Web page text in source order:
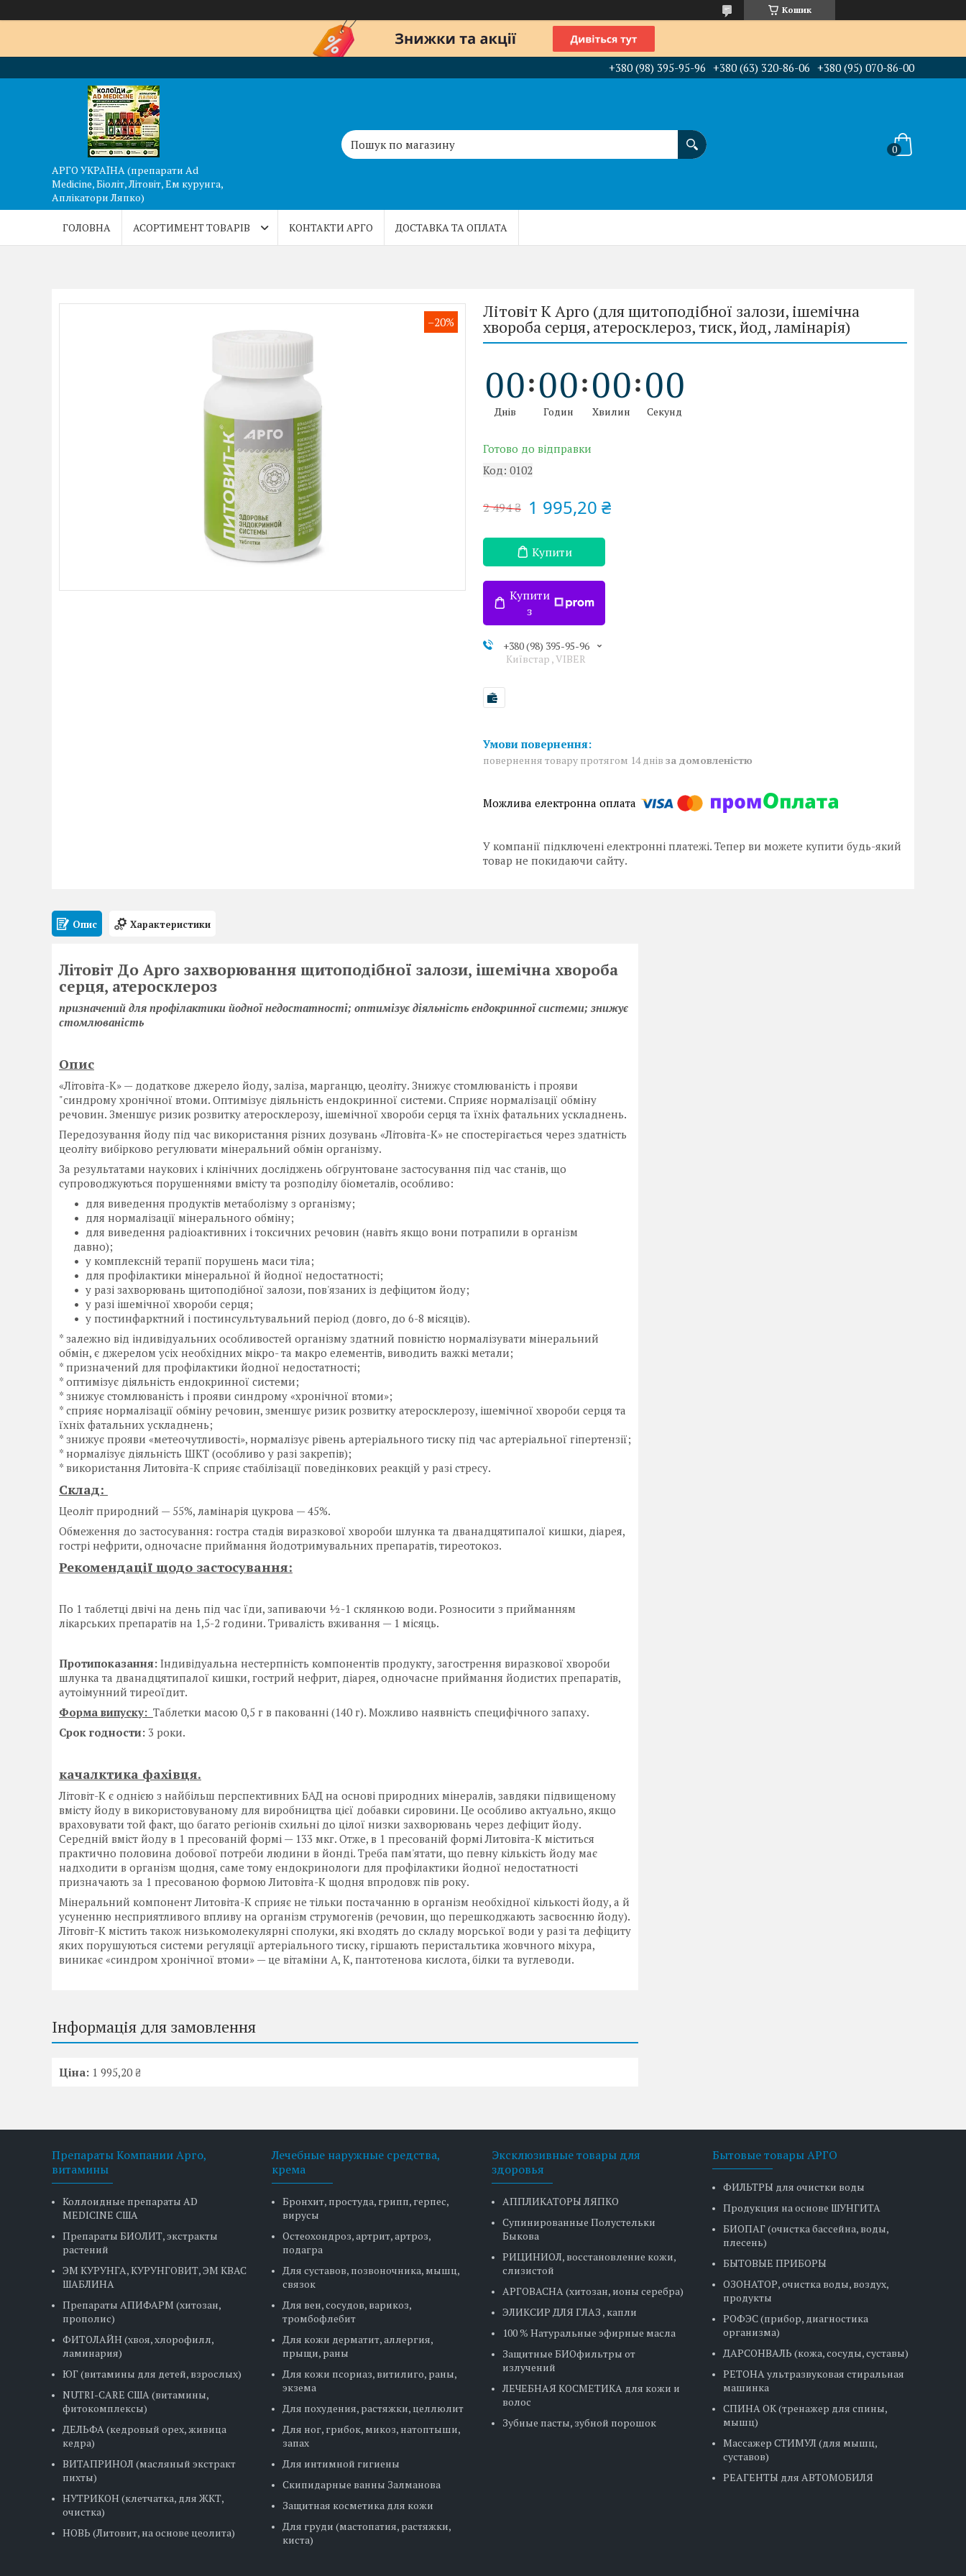
Кошик
+380 (98) 395-95-96 +380 (63) 320-86-06 +380 (95) 070-86-00
АРГО УКРАЇНА (препарати Ad
Medicine, Біоліт, Літовіт, Ем курунга,
Аплікатори Ляпко)
ГОЛОВНА АСОРТИМЕНТ ТОВАРІВ КОНТАКТИ АРГО ДОСТАВКА ТА ОПЛАТА
–20%
Літовіт К Арго (для щитоподібної залози, ішемічна
хвороба серця, атеросклероз, тиск, йод, ламінарія)
00
Днів
00
Годин
00
Хвилин
00
Секунд
Готово до відправки
Код: 0102
2 494 ₴ 1 995,20 ₴
Купити
Купити
з
+380 (98) 395-95-96
Київстар , VIBER
повернення товару протягом 14 днів за домовленістю
У компанії підключені електронні платежі. Тепер ви можете купити будь-який
товар не покидаючи сайту.
Опис Характеристики
Літовіт До Арго захворювання щитоподібної залози, ішемічна хвороба
серця, атеросклероз
призначений для профілактики йодної недостатності; оптимізує діяльність ендокринної системи; знижує
стомлюваність
Опис
«Літовіта-К» — додаткове джерело йоду, заліза, марганцю, цеоліту. Знижує стомлюваність і прояви
"синдрому хронічної втоми. Оптимізує діяльність ендокринної системи. Сприяє нормалізації обміну
речовин. Зменшує ризик розвитку атеросклерозу, ішемічної хвороби серця та їхніх фатальних ускладнень.
Передозування йоду під час використання різних дозувань «Літовіта-К» не спостерігається через здатність
цеоліту вибірково регулювати мінеральний обмін організму.
За результатами наукових і клінічних досліджень обґрунтоване застосування під час станів, що
супроводжуються порушеннями вмісту та розподілу біометалів, особливо:
для виведення продуктів метаболізму з організму;
для нормалізації мінерального обміну;
для виведення радіоактивних і токсичних речовин (навіть якщо вони потрапили в організм
давно);
у комплексній терапії порушень маси тіла;
для профілактики мінеральної й йодної недостатності;
у разі захворювань щитоподібної залози, пов'язаних із дефіцитом йоду;
у разі ішемічної хвороби серця;
у постинфарктний і постинсультувальний період (довго, до 6-8 місяців).
* залежно від індивідуальних особливостей організму здатний повністю нормалізувати мінеральний
обмін, є джерелом усіх необхідних мікро- та макро елементів, виводить важкі метали;
* призначений для профілактики йодної недостатності;
* оптимізує діяльність ендокринної системи;
* знижує стомлюваність і прояви синдрому «хронічної втоми»;
* сприяє нормалізації обміну речовин, зменшує ризик розвитку атеросклерозу, ішемічної хвороби серця та
їхніх фатальних ускладнень;
* знижує прояви «метеочутливості», нормалізує рівень артеріального тиску під час артеріальної гіпертензії;
* нормалізує діяльність ШКТ (особливо у разі закрепів);
* використання Литовіта-К сприяє стабілізації поведінкових реакцій у разі стресу.
Склад:
Цеоліт природний — 55%, ламінарія цукрова — 45%.
Обмеження до застосування: гостра стадія виразкової хвороби шлунка та дванадцятипалої кишки, діарея,
гострі нефрити, одночасне приймання йодотримувальних препаратів, тиреотокоз.
Рекомендації щодо застосування:
По 1 таблетці двічі на день під час їди, запиваючи 1⁄2-1 склянкою води. Розносити з прийманням
лікарських препаратів на 1,5-2 години. Тривалість вживання — 1 місяць.
Протипоказання: Індивідуальна нестерпність компонентів продукту, загострення виразкової хвороби
шлунка та дванадцятипалої кишки, гострий нефрит, діарея, одночасне приймання йодистих препаратів,
аутоімунний тиреоїдит.
Форма випуску: Таблетки масою 0,5 г в пакованні (140 г). Можливо наявність специфічного запаху.
Срок годности: 3 роки.
качалктика фахівця.
Літовіт-К є однією з найбільш перспективних БАД на основі природних мінералів, завдяки підвищеному
вмісту йоду в використовуваному для виробництва цієї добавки сировини. Це особливо актуально, якщо
враховувати той факт, що багато регіонів схильні до цілої низки захворювань через дефіцит йоду.
Середній вміст йоду в 1 пресованій формі — 133 мкг. Отже, в 1 пресованій формі Литовіта-К міститься
практично половина добової потреби людини в йонді. Треба пам'ятати, що певну кількість йоду має
надходити в організм щодня, саме тому ендокринологи для профілактики йодної недостатності
призначають за 1 пресованою формою Литовіта-К щодня впродовж пів року.
Мінеральний компонент Литовіта-К сприяє не тільки постачанню в організм необхідної кількості йоду, а й
усуненню несприятливого впливу на організм струмогенів (речовин, що перешкоджають засвоєнню йоду).
Літовіт-К містить також низькомолекулярні сполуки, які входять до складу морської води у разі та дефіциту
яких порушуються системи регуляції артеріального тиску, гіршають перистальтика жовчного міхура,
виникає «синдром хронічної втоми» — це вітаміни А, К, пантотенова кислота, білки та вуглеводи.
Інформація для замовлення
Ціна: 1 995,20 ₴
Препараты Компании Арго,
витамины
Коллоидные препараты AD
MEDICINE США
Препараты БИОЛИТ, экстракты
растений
ЭМ КУРУНГА, КУРУНГОВИТ, ЭМ КВАС
ШАБЛИНА
Препараты АПИФАРМ (хитозан,
прополис)
ФИТОЛАЙН (хвоя, хлорофилл,
ламинария)
ЮГ (витамины для детей, взрослых)
NUTRI-CARE США (витамины,
фитокомплексы)
ДЕЛЬФА (кедровый орех, живица
кедра)
ВИТАПРИНОЛ (масляный экстракт
пихты)
НУТРИКОН (клетчатка, для ЖКТ,
очистка)
НОВЬ (Литовит, на основе цеолита)
Лечебные наружные средства,
крема
Бронхит, простуда, грипп, герпес,
вирусы
Остеохондроз, артрит, артроз,
подагра
Для суставов, позвоночника, мышц,
связок
Для вен, сосудов, варикоз,
тромбофлебит
Для кожи дерматит, аллергия,
прыщи, раны
Для кожи псориаз, витилиго, раны,
экзема
Для похудения, растяжки, целлюлит
Для ног, грибок, микоз, натоптыши,
запах
Для интимной гигиены
Скипидарные ванны Залманова
Защитная косметика для кожи
Для груди (мастопатия, растяжки,
киста)
Эксклюзивные товары для
здоровья
АППЛИКАТОРЫ ЛЯПКО
Супинированные Полустельки
Быкова
РИЦИНИОЛ, восстановление кожи,
слизистой
АРГОВАСНА (хитозан, ионы серебра)
ЭЛИКСИР ДЛЯ ГЛАЗ , капли
100 % Натуральные эфирные масла
Защитные БИОфильтры от
излучений
ЛЕЧЕБНАЯ КОСМЕТИКА для кожи и
волос
Зубные пасты, зубной порошок
Бытовые товары АРГО
ФИЛЬТРЫ для очистки воды
Продукция на основе ШУНГИТА
БИОПАГ (очистка бассейна, воды,
плесень)
БЫТОВЫЕ ПРИБОРЫ
ОЗОНАТОР, очистка воды, воздух,
продукты
РОФЭС (прибор, диагностика
организма)
ДАРСОНВАЛЬ (кожа, сосуды, суставы)
РЕТОНА ультразвуковая стиральная
машинка
СПИНА ОК (тренажер для спины,
мышц)
Массажер СТИМУЛ (для мышц,
суставов)
РЕАГЕНТЫ для АВТОМОБИЛЯ